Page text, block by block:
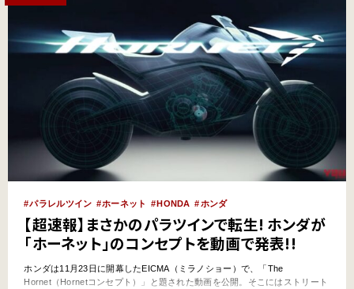
パラレルツイン ホーネット HONDA ホンダ
【超速報】まさかのパラツインで転生! ホンダが
「ホーネット」のコンセプトを動画で発表!!
ホンダは11月23日に開幕したEICMA（ミラノショー）で、「The
Hornet（Hornetコンセプト）」と題された動画を公開。そこにはストリート